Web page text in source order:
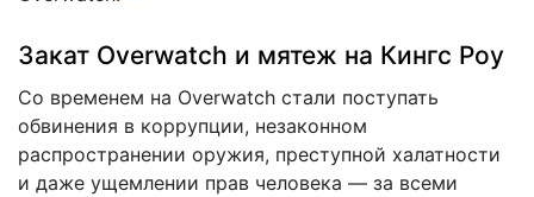
Закат Overwatch и мятеж на Кингс Роу
Со временем на Overwatch стали поступать
обвинения в коррупции, незаконном
распространении оружия, преступной халатности
и даже ущемлении прав человека — за всеми